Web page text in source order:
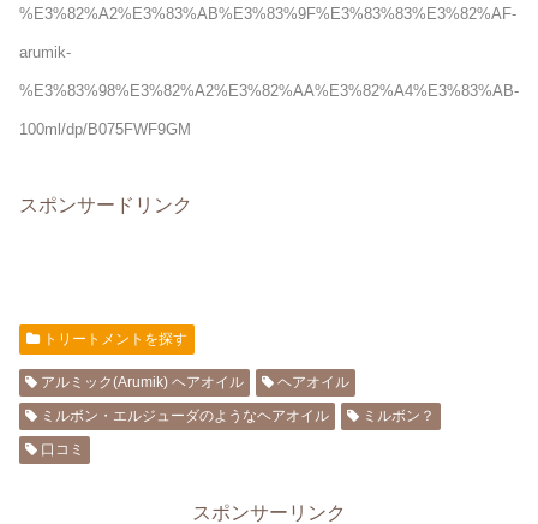
%E3%82%A2%E3%83%AB%E3%83%9F%E3%83%83%E3%82%AF-
arumik-
%E3%83%98%E3%82%A2%E3%82%AA%E3%82%A4%E3%83%AB-
100ml/dp/B075FWF9GM
スポンサードリンク
トリートメントを探す
アルミック(Arumik) ヘアオイル
ヘアオイル
ミルボン・エルジューダのようなヘアオイル
ミルボン？
口コミ
スポンサーリンク